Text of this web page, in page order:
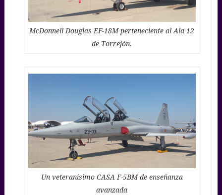
McDonnell Douglas EF-18M perteneciente al Ala 12
de Torrejón.
Un veteranísimo CASA F-5BM de enseñanza
avanzada